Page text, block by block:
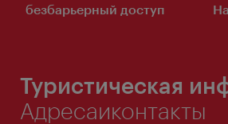
безбарьерный доступ
Туристическая
Адресаиконтакты